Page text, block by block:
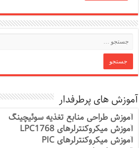
آموزش های پرطرفدار
آموزش طراحی منابع تغذیه سوئیچینگ
آموزش میکروکنترلرهای LPC1768
آموزش میکروکنترلرهای PIC